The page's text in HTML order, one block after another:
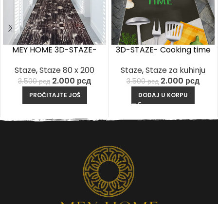
MEY HOME 3D-STAZE-
Staze,Staze 80 x 200
3.500рсд 2.000 рсд
PROČITAJTE JOŠ
3D-STAZE- Cooking time
Staze,Staze za kuhinju
3.500рсд 2.000 рсд
DODAJ U KORPU